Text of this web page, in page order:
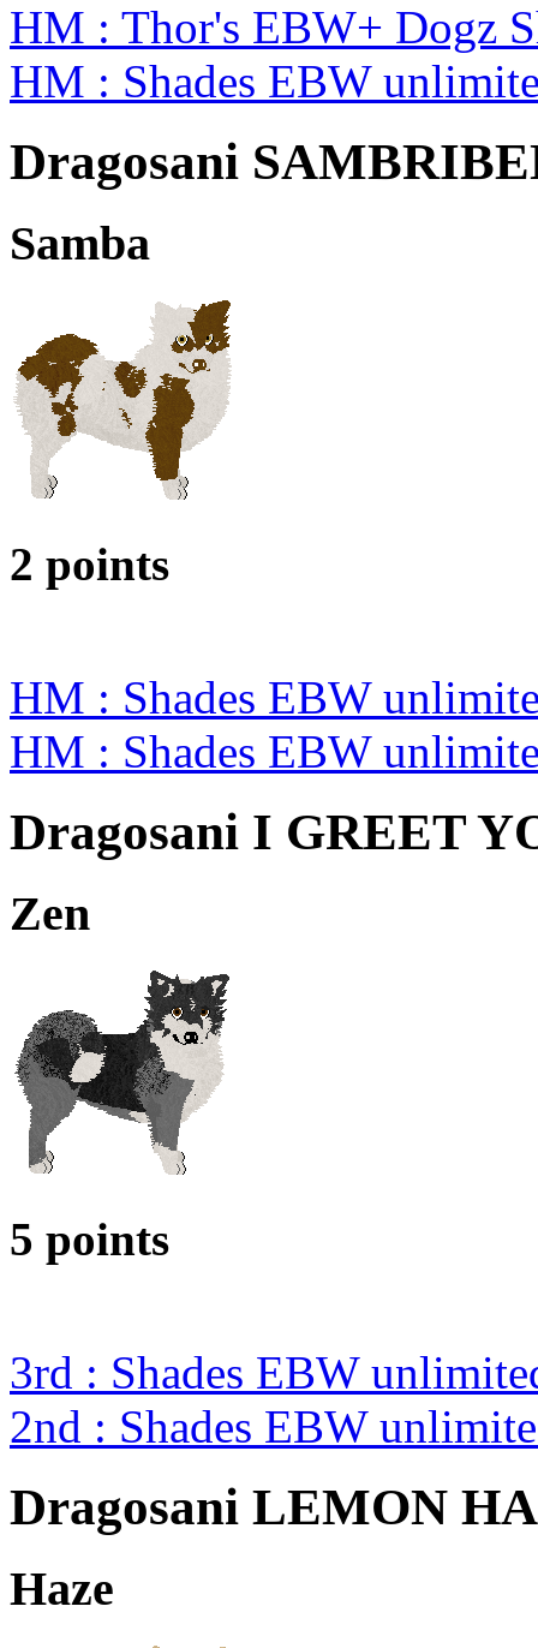
HM : Thor's EBW+ Dogz
HM : Shades EBW
Dragosani
Samba
2 points
HM : Shades EBW
HM : Shades EBW
Dragosani I GREET
Zen
5 points
3rd : Shades EBW
2nd : Shades EBW
Dragosani LEMON
Haze